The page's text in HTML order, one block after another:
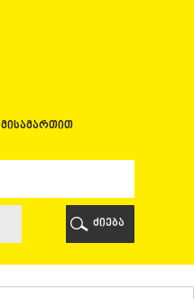
მისამართით
ძიება